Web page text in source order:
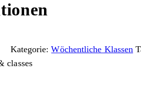
Kategorie: Wöchentliche Klassen